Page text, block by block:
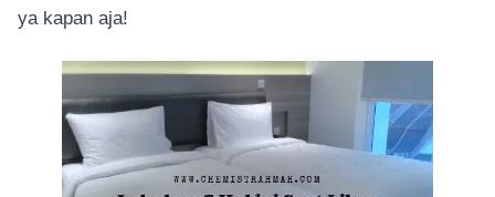
ya kapan aja!